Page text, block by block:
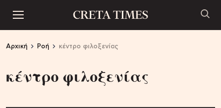
Αρχική Ροή κέντρο φιλοξενίας
κέντρο φιλοξενίας